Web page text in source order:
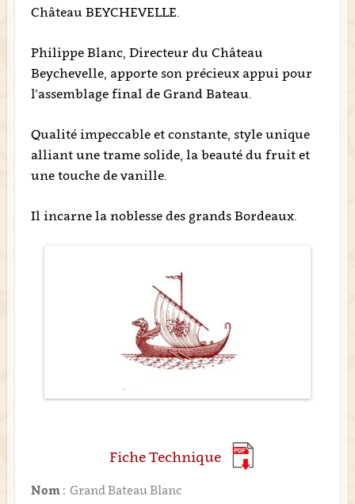
Château BEYCHEVELLE.
Philippe Blanc, Directeur du Château
Beychevelle, apporte son précieux appui pour
l’assemblage final de Grand Bateau.
Qualité impeccable et constante, style unique
alliant une trame solide, la beauté du fruit et
une touche de vanille.
Il incarne la noblesse des grands Bordeaux.
Fiche Technique
Nom : Grand Bateau Blanc